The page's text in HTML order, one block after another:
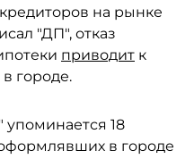
на рынке
"ДП", отказ
приводит к
городе.
упоминается 18
в городе